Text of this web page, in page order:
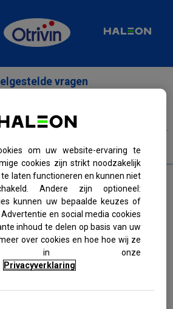
vragen
griep en allergie
of de griep?
jaar verkouden zijn?
om mijn verkoudheid te
om uw website-ervaring te
cookies zijn strikt noodzakelijk
laten functioneren en kunnen niet
Andere zijn optioneel:
kunnen uw bepaalde keuzes of
en social media cookies
inhoud te delen op basis van uw
over cookies en hoe hoe wij ze
in onze
Privacyverklaring